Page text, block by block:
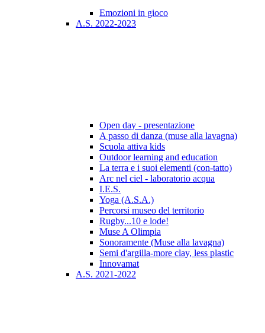
Emozioni in gioco
A.S. 2022-2023
Open day - presentazione
A passo di danza (muse alla lavagna)
Scuola attiva kids
Outdoor learning and education
La terra e i suoi elementi (con-tatto)
Arc nel ciel - laboratorio acqua
I.E.S.
Yoga (A.S.A.)
Percorsi museo del territorio
Rugby...10 e lode!
Muse A Olimpia
Sonoramente (Muse alla lavagna)
Semi d'argilla-more clay, less plastic
Innovamat
A.S. 2021-2022